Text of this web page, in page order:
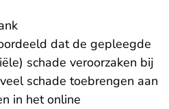
dat de gepleegde
schade veroorzaken bij
schade toebrengen aan
in het online